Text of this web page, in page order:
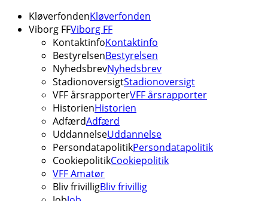
KløverfondenKløverfonden
Viborg FFViborg FF
KontaktinfoKontaktinfo
BestyrelsenBestyrelsen
NyhedsbrevNyhedsbrev
StadionoversigtStadionoversigt
VFF årsrapporterVFF årsrapporter
HistorienHistorien
AdfærdAdfærd
UddannelseUddannelse
PersondatapolitikPersondatapolitik
CookiepolitikCookiepolitik
VFF Amatør
Bliv frivilligBliv frivillig